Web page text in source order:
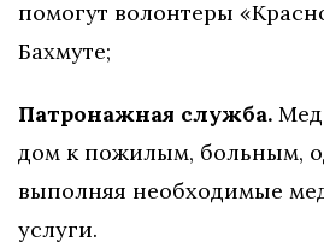
помогут волонтеры
Бахмуте;
Патронажная служба.
дом к пожилым, больным,
выполняя необходимые
услуги.